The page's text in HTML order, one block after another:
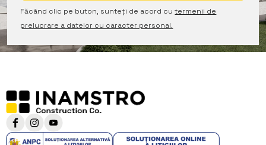
Făcând clic pe buton, sunteți de acord cutermenii de
prelucrare a datelor cu caracter personal.